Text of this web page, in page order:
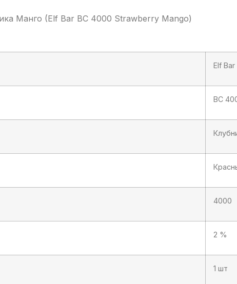
Манго (Elf Bar BC 4000 Strawberry Mango)
Elf Bar
BC
4000
2 %
1 шт